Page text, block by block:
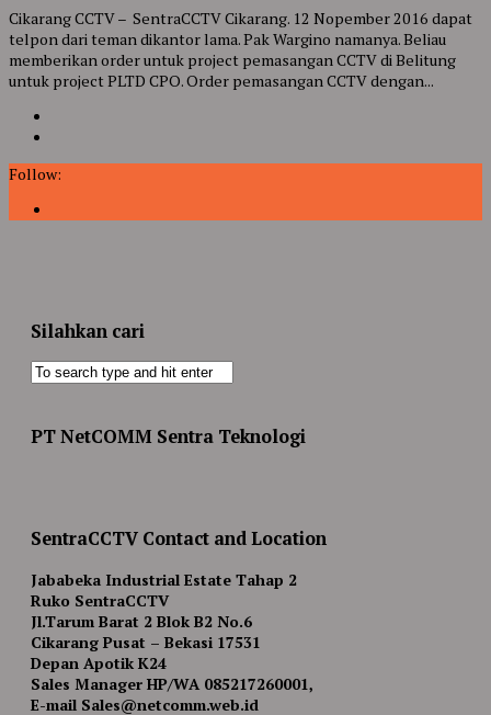
Cikarang CCTV – SentraCCTV Cikarang. 12 Nopember 2016 dapat
telpon dari teman dikantor lama. Pak Wargino namanya. Beliau
memberikan order untuk project pemasangan CCTV di Belitung
untuk project PLTD CPO. Order pemasangan CCTV dengan...
Follow:
Silahkan cari
PT NetCOMM Sentra Teknologi
SentraCCTV Contact and Location
Jababeka Industrial Estate Tahap 2
Ruko SentraCCTV
Jl.Tarum Barat 2 Blok B2 No.6
Cikarang Pusat – Bekasi 17531
Depan Apotik K24
Sales Manager HP/WA 085217260001,
E-mail Sales@netcomm.web.id